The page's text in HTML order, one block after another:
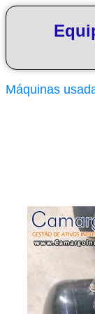
Máquinas